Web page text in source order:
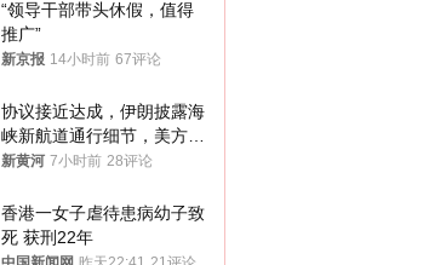
“领导干部带头休假，值得
推广”
新京报 14小时前 67评论
协议接近达成，伊朗披露海
峡新航道通行细节，美方再
提“倒计时”
新黄河 7小时前 28评论
香港一女子虐待患病幼子致
死 获刑22年